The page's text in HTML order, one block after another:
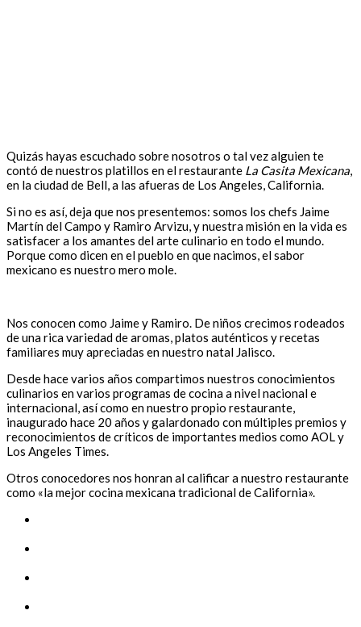
Quizás hayas escuchado sobre nosotros o tal vez alguien te
contó de nuestros platillos en el restaurante La Casita Mexicana,
en la ciudad de Bell, a las afueras de Los Angeles, California.
Si no es así, deja que nos presentemos: somos los chefs Jaime
Martín del Campo y Ramiro Arvizu, y nuestra misión en la vida es
satisfacer a los amantes del arte culinario en todo el mundo.
Porque como dicen en el pueblo en que nacimos, el sabor
mexicano es nuestro mero mole.
Nos conocen como Jaime y Ramiro. De niños crecimos rodeados
de una rica variedad de aromas, platos auténticos y recetas
familiares muy apreciadas en nuestro natal Jalisco.
Desde hace varios años compartimos nuestros conocimientos
culinarios en varios programas de cocina a nivel nacional e
internacional, así como en nuestro propio restaurante,
inaugurado hace 20 años y galardonado con múltiples premios y
reconocimientos de críticos de importantes medios como AOL y
Los Angeles Times.
Otros conocedores nos honran al calificar a nuestro restaurante
como «la mejor cocina mexicana tradicional de California».